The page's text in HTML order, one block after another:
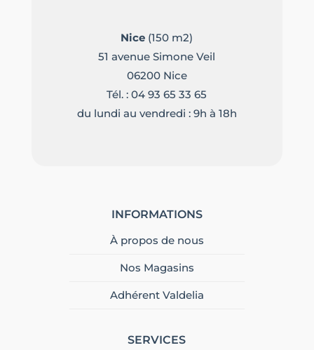
Nice (150 m2)
51 avenue Simone Veil
06200 Nice
Tél. :04 93 65 33 65
du lundi au vendredi : 9h à 18h
INFORMATIONS
À propos de nous
Nos Magasins
Adhérent Valdelia
SERVICES